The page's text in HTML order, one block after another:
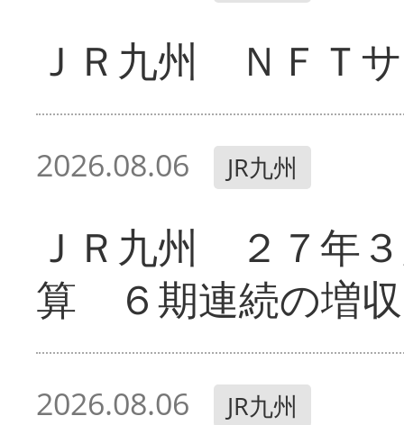
ＪＲ九州 ＮＦＴ
2026.08.06 JR九州
ＪＲ九州 ２７年
算 ６期連続の増収
2026.08.06 JR九州